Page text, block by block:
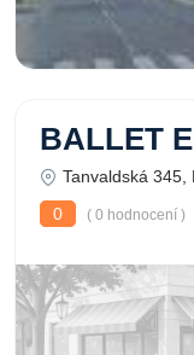
BALLET
Tanvaldská 345,
0
( 0 hodnocení )